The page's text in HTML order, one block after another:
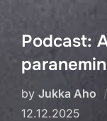
Podcast:
by Jukka Aho
12.12.2025